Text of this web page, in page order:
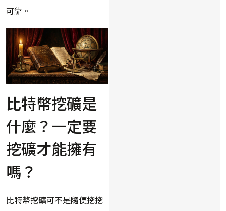
可靠。
比特幣挖礦是
什麼？一定要
挖礦才能擁有
嗎？
比特幣挖礦可不是隨便挖挖